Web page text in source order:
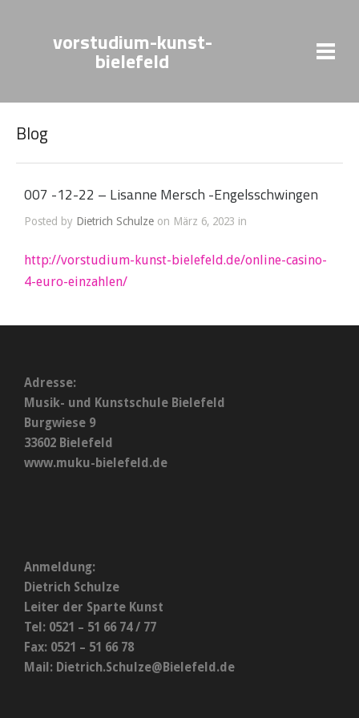
vorstudium-kunst-
bielefeld
Blog
007 -12-22 – Lisanne Mersch -Engelsschwingen
Posted by Dietrich Schulze on März 6, 2023 in
http://vorstudium-kunst-bielefeld.de/online-casino-
4-euro-einzahlen/
Adresse:
Musik- und Kunstschule Bielefeld
Burgwiese 9
33602 Bielefeld
www.muku-bielefeld.de
Anmeldung:
Dietrich Schulze
Leiter der Sparte Kunst
Tel: 0521 – 51 66 74 / 77
Fax: 0521 – 51 66 78
Mail: Dietrich.Schulze@Bielefeld.de